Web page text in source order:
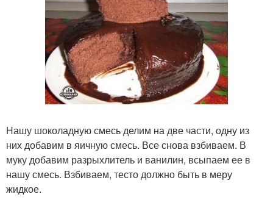
Нашу шоколадную смесь делим на две части, одну из
них добавим в яичную смесь. Все снова взбиваем. В
муку добавим разрыхлитель и ванилин, всыпаем ее в
нашу смесь. Взбиваем, тесто должно быть в меру
жидкое.